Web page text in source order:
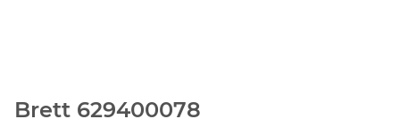
Brett 629400078